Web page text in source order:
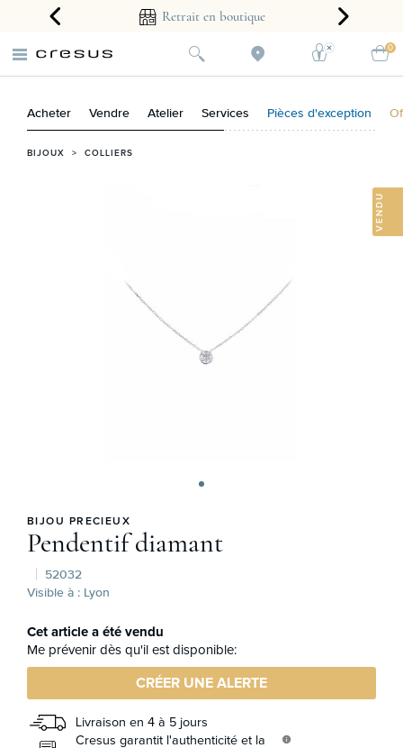
2 ans Retrait en boutique
0
Acheter Vendre Atelier Services Pièces d'exception
BIJOUX > COLLIERS
VENDU
BIJOU PRECIEUX
Pendentif diamant
52032
Visible à : Lyon
Cet article a été vendu
Me prévenir dès qu'il est disponible:
CRÉER UNE ALERTE
Livraison en 4 à 5 jours
Cresus garantit l'authenticité et la
info